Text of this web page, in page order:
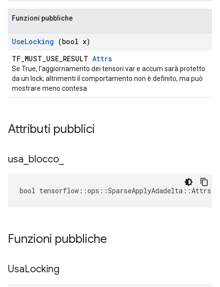
Funzioni pubbliche
UseLocking (bool x)
TF_MUST_USE_RESULT Attrs
Se True, l'aggiornamento dei tensori var e accum sarà protetto
da un lock; altrimenti il ​​comportamento non è definito, ma può
mostrare meno contesa.
Attributi pubblici
usa blocco
bool
Funzioni pubbliche
UsaLocking